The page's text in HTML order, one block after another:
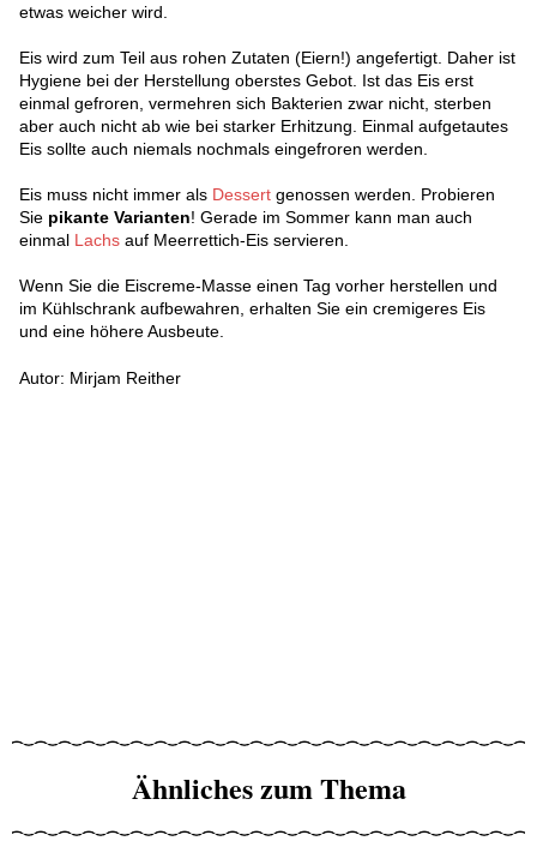
etwas weicher wird.
Eis wird zum Teil aus rohen Zutaten (Eiern!) angefertigt. Daher ist
Hygiene bei der Herstellung oberstes Gebot. Ist das Eis erst
einmal gefroren, vermehren sich Bakterien zwar nicht, sterben
aber auch nicht ab wie bei starker Erhitzung. Einmal aufgetautes
Eis sollte auch niemals nochmals eingefroren werden.
Eis muss nicht immer als Dessert genossen werden. Probieren
Sie pikante Varianten! Gerade im Sommer kann man auch
einmal Lachs auf Meerrettich-Eis servieren.
Wenn Sie die Eiscreme-Masse einen Tag vorher herstellen und
im Kühlschrank aufbewahren, erhalten Sie ein cremigeres Eis
und eine höhere Ausbeute.
Autor: Mirjam Reither
Ähnliches zum Thema